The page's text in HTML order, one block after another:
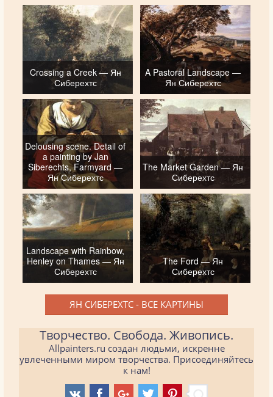
Crossing a Creek — Ян
Сиберехтс
A Pastoral Landscape —
Ян Сиберехтс
Delousing scene. Detail of
a painting by Jan
Siberechts, Farmyard —
Ян Сиберехтс
The Market Garden — Ян
Сиберехтс
Landscape with Rainbow,
Henley on Thames — Ян
Сиберехтс
The Ford — Ян
Сиберехтс
ЯН СИБЕРЕХТС - ВСЕ КАРТИНЫ
Творчество. Свобода. Живопись.
Allpainters.ru создан людьми, искренне
увлеченными миром творчества. Присоединяйтесь
к нам!